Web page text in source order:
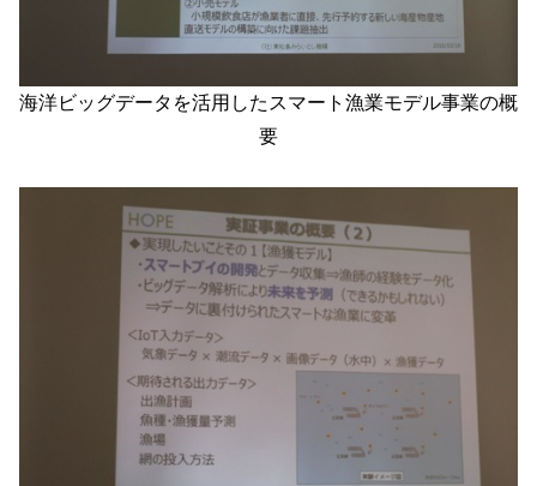
海洋ビッグデータを活用したスマート漁業モデル事業の概
要